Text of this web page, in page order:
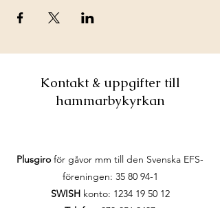
Kontakt & uppgifter till
hammarbykyrkan
Plusgiro för gåvor mm till den Svenska EFS-
föreningen: 35 80 94-1
SWISHkonto: 1234 19 50 12